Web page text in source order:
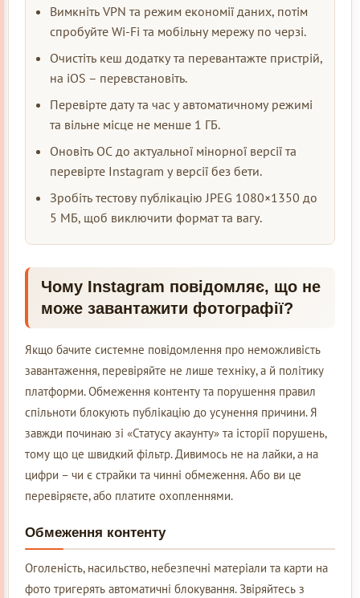
Вимкніть VPN та режим економії даних, потім
спробуйте Wi-Fi та мобільну мережу по черзі.
Очистіть кеш додатку та перевантажте пристрій,
на iOS – перевстановіть.
Перевірте дату та час у автоматичному режимі
та вільне місце не менше 1 ГБ.
Оновіть ОС до актуальної мінорної версії та
перевірте Instagram у версії без бети.
Зробіть тестову публікацію JPEG 1080×1350 до
5 МБ, щоб виключити формат та вагу.
Чому Instagram повідомляє, що не
може завантажити фотографії?
Якщо бачите системне повідомлення про неможливість
завантаження, перевіряйте не лише техніку, а й політику
платформи. Обмеження контенту та порушення правил
спільноти блокують публікацію до усунення причини. Я
завжди починаю зі «Статусу акаунту» та історії порушень,
тому що це швидкий фільтр. Дивимось не на лайки, а на
цифри – чи є страйки та чинні обмеження. Або ви це
перевіряєте, або платите охопленнями.
Обмеження контенту
Оголеність, насильство, небезпечні матеріали та карти на
фото тригерять автоматичні блокування. Звіряйтесь з